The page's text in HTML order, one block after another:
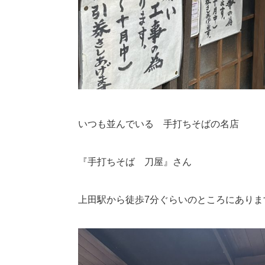
いつも並んでいる 手打ちそばの名店
『手打ちそば 刀屋』さん
上田駅から徒歩7分ぐらいのところにあり